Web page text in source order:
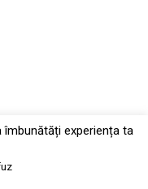
experiența ta